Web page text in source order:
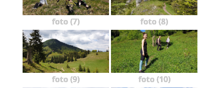
foto (7) foto (8)
foto (9) foto (10)